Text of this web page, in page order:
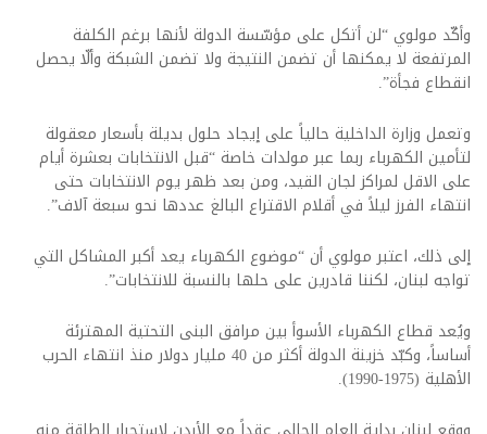
وأكّد مولوي “لن أتكل على مؤسّسة الدولة لأنها برغم الكلفة
المرتفعة لا يمكنها أن تضمن النتيجة ولا تضمن الشبكة وألّا يحصل
انقطاع فجأة”.
وتعمل وزارة الداخلية حالياً على إيجاد حلول بديلة بأسعار معقولة
لتأمين الكهرباء ربما عبر مولدات خاصة “قبل الانتخابات بعشرة أيام
على الاقل لمراكز لجان القيد، ومن بعد ظهر يوم الانتخابات حتى
انتهاء الفرز ليلاً في أقلام الاقتراع البالغ عددها نحو سبعة آلاف”.
إلى ذلك، اعتبر مولوي أن “موضوع الكهرباء يعد أكبر المشاكل التي
تواجه لبنان، لكننا قادرين على حلها بالنسبة للانتخابات”.
ويُعد قطاع الكهرباء الأسوأ بين مرافق البنى التحتية المهترئة
أساساً، وكبّد خزينة الدولة أكثر من 40 مليار دولار منذ انتهاء الحرب
الأهلية (1975-1990).